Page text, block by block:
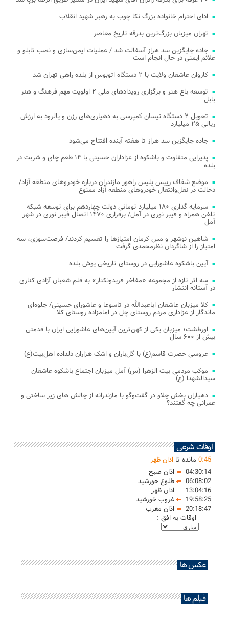
ادای احترام خانواده بزرگ نکا چوب به رهبر شهید انقلاب
تهران میزبان بزرگ‌ترین بدرقه تاریخ معاصر
جاده جایگزین سد هراز آسفالت شد / عملیات ایمن‌سازی و نصب تابلو و
علائم ایمنی در حال انجام است
کاروان عاشقان ولایت با ۲ دستگاه اتوبوس از بلده راهی تهران شد
توسعه باغ هنر و برگزاری رویدادهای ملی ۲ اولویت مهم فرهنگ و هنر
بابل
تحویل ۲ دستگاه نیسان کمپرسی به دهیاری‌های رزن و یالرود به ارزش
ریالی ۲۵ میلیارد
جاده جایگزین سد هراز تا هفته آینده افتتاح می‌شود
پذیرایی متفاوت و باشکوه از عزاداران حسینی با ۱۴ طعم چای و شربت در
بلده
موضع شفاف رییس پلیس راهور مازندران درباره خودروهای منطقه آزاد/
دخالت در نقل‌وانتقال خودروهای منطقه آزاد ممنوع
سرمایه گذاری ۱۸۰ میلیارد تومانی دولت چهاردهم برای توسعه شبکه
تلفن همراه و فیبر نوری در آمل/ برقراری ۱۴۷۰ اتصال فیبر نوری در شهر
آمل
شاهین نوشهر و مس کرمان امتیازها را تقسیم کردند/ فرصت‌سوزی، سه
امتیاز را از شاگردان نظرمحمدی گرفت
آیین باشکوه عاشورایی در روستای تاریخی یوش بلده
سه اثر تازه از مجموعه «مفاخر فریدونکنار» به قلم شعبان آزادی کناری
در آستانه انتشار
کلا میزبان عاشقان اباعبدالله در تاسوعا و عاشورای حسینی/ جلوه‌ای
ماندگار از عزاداری مردم روستای چل در امامزاده روستای کلا
اورطشت؛ میزبان یکی از کهن‌ترین آیین‌های عاشورایی ایران با قدمتی
بیش از ۶۰۰ سال
عروسی حضرت قاسم(ع) با گل‌باران و اشک هزاران دلداده اهل‌بیت(ع)
موکب مردمی بیت‌ الزهرا (س) آمل میزبان اجتماع باشکوه عاشقان
سیدالشهدا (ع)
دهیاران بخش چلاو در گفت‌وگو با مازندرانه از چالش های زیر ساختی و
عمرانی چه گفتند؟
اوقات شرعی
0:45 مانده تااذان ظهر
04:30:14
اذان صبح
06:08:02
طلوع خورشید
13:04:16
اذان ظهر
19:58:25
غروب خورشید
20:18:47
اذان مغرب
اوقات به افق :
عکس ها
فیلم ها